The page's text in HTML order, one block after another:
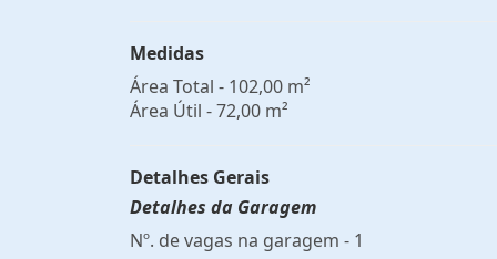
Medidas
Área Total - 102,00 m²
Área Útil - 72,00 m²
Detalhes Gerais
Detalhes da Garagem
Nº. de vagas na garagem - 1